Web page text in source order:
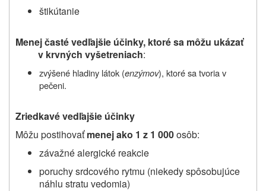
štikútanie
Menej časté vedľajšie účinky, ktoré sa môžu ukázať
v krvných vyšetreniach:
zvýšené hladiny látok (enzýmov), ktoré sa tvoria v
pečeni.
Zriedkavé vedľajšie účinky
Môžu postihovaťmenej ako 1 z 1 000osôb:
závažné alergické reakcie
poruchy srdcového rytmu (niekedy spôsobujúce
náhlu stratu vedomia)